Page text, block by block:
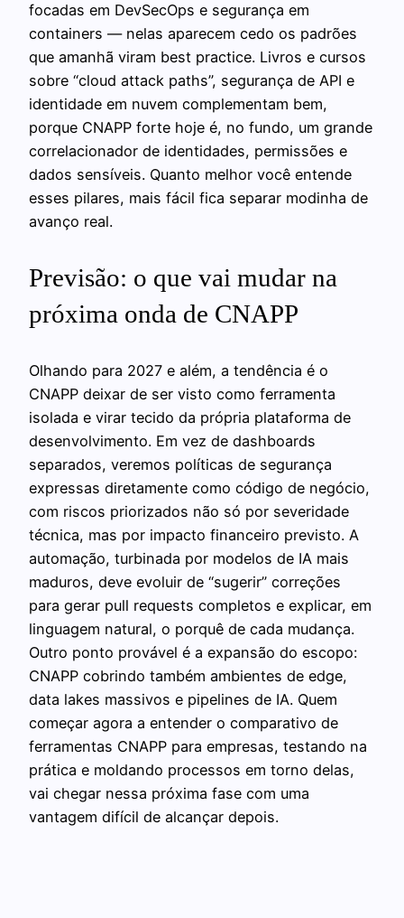
focadas em DevSecOps e segurança em
containers — nelas aparecem cedo os padrões
que amanhã viram best practice. Livros e cursos
sobre “cloud attack paths”, segurança de API e
identidade em nuvem complementam bem,
porque CNAPP forte hoje é, no fundo, um grande
correlacionador de identidades, permissões e
dados sensíveis. Quanto melhor você entende
esses pilares, mais fácil fica separar modinha de
avanço real.
Previsão: o que vai mudar na
próxima onda de CNAPP
Olhando para 2027 e além, a tendência é o
CNAPP deixar de ser visto como ferramenta
isolada e virar tecido da própria plataforma de
desenvolvimento. Em vez de dashboards
separados, veremos políticas de segurança
expressas diretamente como código de negócio,
com riscos priorizados não só por severidade
técnica, mas por impacto financeiro previsto. A
automação, turbinada por modelos de IA mais
maduros, deve evoluir de “sugerir” correções
para gerar pull requests completos e explicar, em
linguagem natural, o porquê de cada mudança.
Outro ponto provável é a expansão do escopo:
CNAPP cobrindo também ambientes de edge,
data lakes massivos e pipelines de IA. Quem
começar agora a entender o comparativo de
ferramentas CNAPP para empresas, testando na
prática e moldando processos em torno delas,
vai chegar nessa próxima fase com uma
vantagem difícil de alcançar depois.